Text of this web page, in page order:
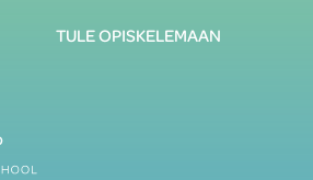
TULE OPISKELEMAAN